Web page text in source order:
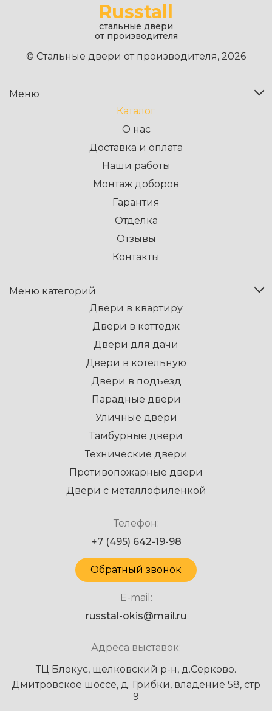
Russtall
стальные двери
от производителя
© Стальные двери от производителя, 2026
Меню
Каталог
О нас
Доставка и оплата
Наши работы
Монтаж доборов
Гарантия
Отделка
Отзывы
Контакты
Меню категорий
Двери в квартиру
Двери в коттедж
Двери для дачи
Двери в котельную
Двери в подъезд
Парадные двери
Уличные двери
Тамбурные двери
Технические двери
Противопожарные двери
Двери с металлофиленкой
Телефон:
+7 (495) 642-19-98
Обратный звонок
E-mail:
russtal-okis@mail.ru
Адреса выставок:
ТЦ Блокус, щелковский р-н, д.Серково.
Дмитровское шоссе, д. Грибки, владение 58, стр
9